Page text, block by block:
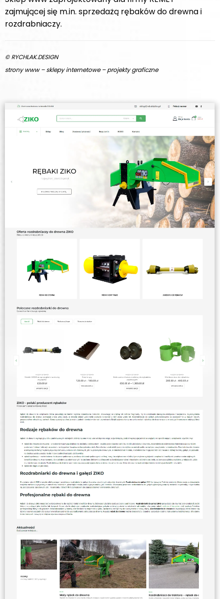
zajmującej się m.in. sprzedażą rębaków do drewna i
rozdrabniaczy.
© RYCHLAK.DESIGN
strony www – sklepy internetowe – projekty graficzne